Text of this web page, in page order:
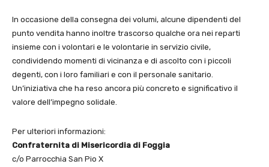
In occasione della consegna dei volumi, alcune dipendenti del
punto vendita hanno inoltre trascorso qualche ora nei reparti
insieme con i volontari e le volontarie in servizio civile,
condividendo momenti di vicinanza e di ascolto con i piccoli
degenti, con i loro familiari e con il personale sanitario.
Un’iniziativa che ha reso ancora più concreto e significativo il
valore dell’impegno solidale.
Per ulteriori informazioni:
Confraternita di Misericordia di Foggia
c/o Parrocchia San Pio X